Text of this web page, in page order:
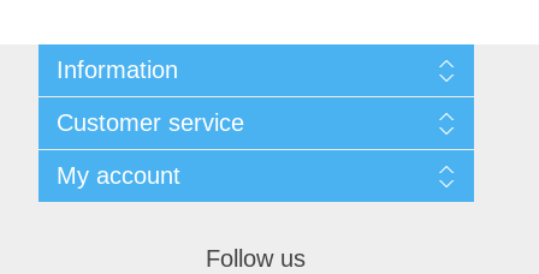
Information
Conditions of Use
About Josephiena
Contact us
Customer service
Recently viewed products
Check gift card balance
My account
Follow us